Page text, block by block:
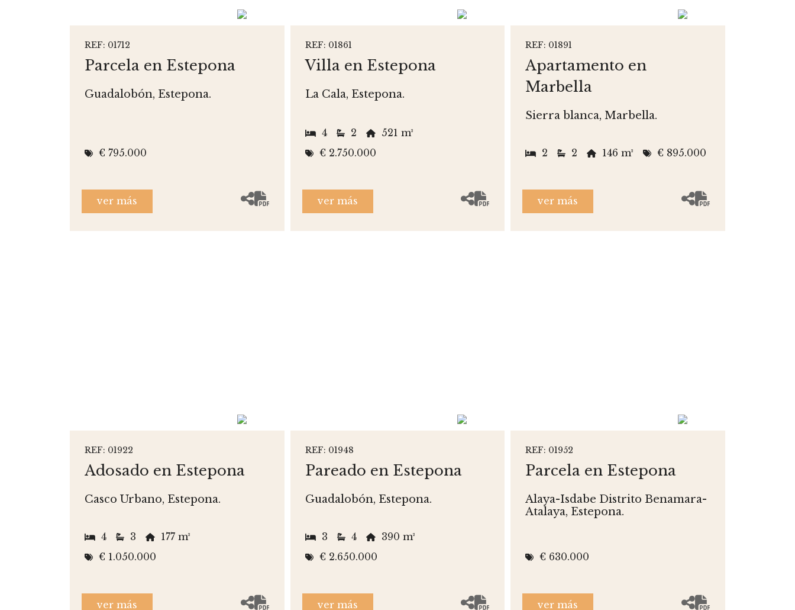
REF: 01712
Parcela en Estepona
Guadalobón, Estepona.
€ 795.000
ver más
REF: 01861
Villa en Estepona
La Cala, Estepona.
4 2
521 m²
€ 2.750.000
ver más
REF: 01891
Apartamento en
Marbella
Sierra blanca, Marbella.
2 2 146 m² € 895.000
ver más
REF: 01922
Adosado en Estepona
Casco Urbano, Estepona.
4 3
177 m²
€ 1.050.000
ver más
REF: 01948
Pareado en Estepona
Guadalobón, Estepona.
3 4
390 m²
€ 2.650.000
ver más
REF: 01952
Parcela en Estepona
Alaya-Isdabe Distrito Benamara-
Atalaya, Estepona.
€ 630.000
ver más